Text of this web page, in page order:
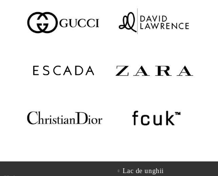
Lac de unghii